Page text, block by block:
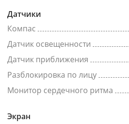
Датчики
Компас
Датчик освещенности
Датчик приближения
Разблокировка по лицу
Монитор сердечного ритма
Экран